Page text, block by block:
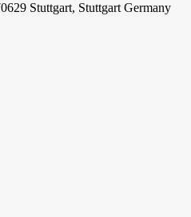
Stuttgart, Stuttgart Germany